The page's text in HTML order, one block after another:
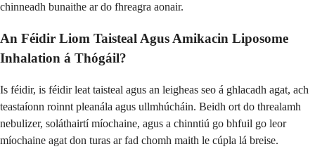
chinneadh bunaithe ar do fhreagra aonair.
An Féidir Liom Taisteal Agus Amikacin Liposome
Inhalation á Thógáil?
Is féidir, is féidir leat taisteal agus an leigheas seo á ghlacadh agat, ach
teastaíonn roinnt pleanála agus ullmhúcháin. Beidh ort do threalamh
nebulizer, soláthairtí míochaine, agus a chinntiú go bhfuil go leor
míochaine agat don turas ar fad chomh maith le cúpla lá breise.